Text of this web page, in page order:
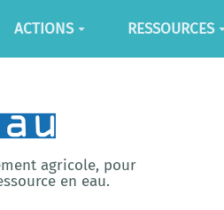
ACTIONS RESSOURCES
agricole, pour
en eau.